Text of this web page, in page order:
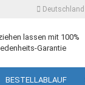
Deutschland
lassen mit 100%
Garantie
BESTELLABLAUF